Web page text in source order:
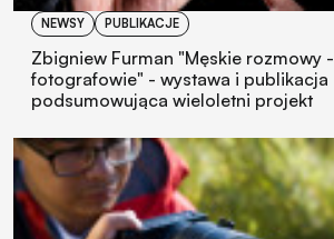
NEWSY PUBLIKACJE
Zbigniew Furman "Męskie rozmowy -
fotografowie" - wystawa i publikacja
podsumowująca wieloletni projekt